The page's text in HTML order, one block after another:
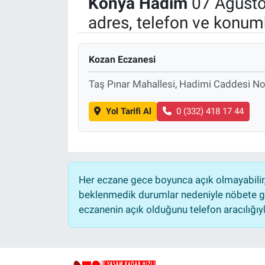
adres, telefon ve
Kozan Eczanesi
Taş Pınar Mahallesi, Hadimi Caddesi
Yol Tarifi Al 0 (332) 418 17 44
Her eczane gece boyunca açık
beklenmedik durumlar nedeniyle nöbete
eczanenin açık olduğunu telefon
Bilim ve Teknoloji